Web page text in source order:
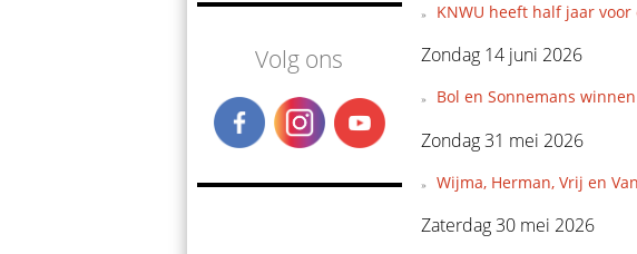
Volg ons
KNWU heeft half jaar voor
Zondag 14 juni 2026
Bol en Sonnemans
Zondag 31 mei 2026
Wijma, Herman, Vrij en
Zaterdag 30 mei 2026